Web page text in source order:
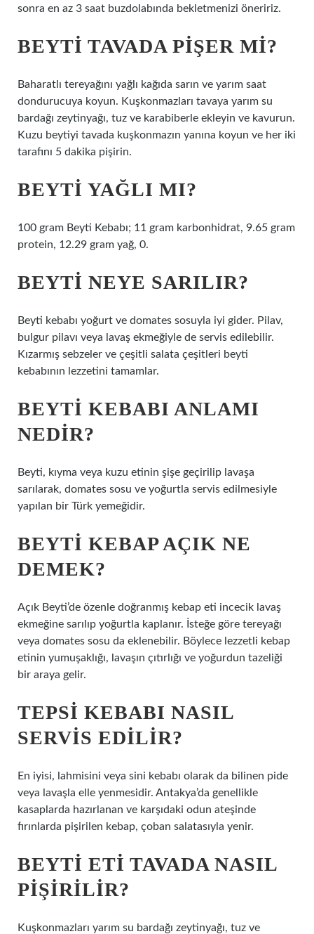
sonra en az 3 saat buzdolabında bekletmenizi öneririz.
BEYTI TAVADA PIŞER MI?
Baharatlı tereyağını yağlı kağıda sarın ve yarım saat
dondurucuya koyun. Kuşkonmazları tavaya yarım su
bardağı zeytinyağı, tuz ve karabiberle ekleyin ve kavurun.
Kuzu beytiyi tavada kuşkonmazın yanına koyun ve her iki
tarafını 5 dakika pişirin.
BEYTI YAĞLI MI?
100 gram Beyti Kebabı; 11 gram karbonhidrat, 9.65 gram
protein, 12.29 gram yağ, 0.
BEYTI NEYE SARILIR?
Beyti kebabı yoğurt ve domates sosuyla iyi gider. Pilav,
bulgur pilavı veya lavaş ekmeğiyle de servis edilebilir.
Kızarmış sebzeler ve çeşitli salata çeşitleri beyti
kebabının lezzetini tamamlar.
BEYTI KEBABI ANLAMI
NEDIR?
Beyti, kıyma veya kuzu etinin şişe geçirilip lavaşa
sarılarak, domates sosu ve yoğurtla servis edilmesiyle
yapılan bir Türk yemeğidir.
BEYTI KEBAP AÇIK NE
DEMEK?
Açık Beyti’de özenle doğranmış kebap eti incecik lavaş
ekmeğine sarılıp yoğurtla kaplanır. İsteğe göre tereyağı
veya domates sosu da eklenebilir. Böylece lezzetli kebap
etinin yumuşaklığı, lavaşın çıtırlığı ve yoğurdun tazeliği
bir araya gelir.
TEPSI KEBABI NASIL
SERVIS EDILIR?
En iyisi, lahmisini veya sini kebabı olarak da bilinen pide
veya lavaşla elle yenmesidir. Antakya’da genellikle
kasaplarda hazırlanan ve karşıdaki odun ateşinde
fırınlarda pişirilen kebap, çoban salatasıyla yenir.
BEYTI ETI TAVADA NASIL
PIŞIRILIR?
Kuşkonmazları yarım su bardağı zeytinyağı, tuz ve